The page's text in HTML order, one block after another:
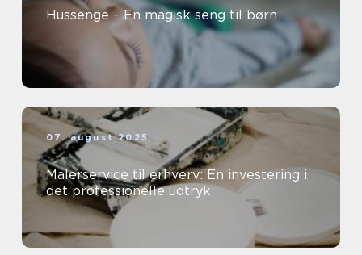
Hussenge – En magisk seng til børn
07. august 2025
Malerservice til erhverv: En investering i
det professionelle udtryk